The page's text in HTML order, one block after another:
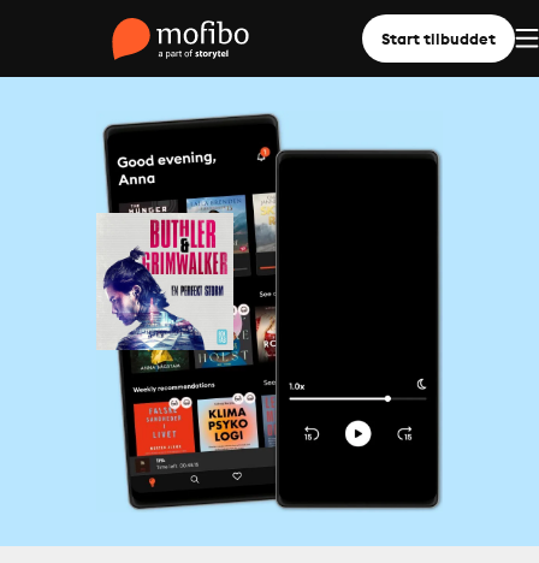
Start tilbuddet